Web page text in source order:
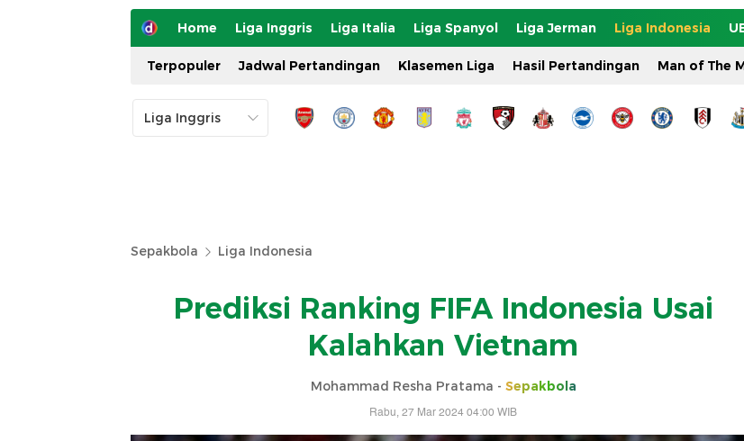
Home Liga Inggris Liga Italia Liga Spanyol Liga Jerman Liga Indonesia
Terpopuler Jadwal Pertandingan Klasemen Liga Hasil Pertandingan Man of The
Sepakbola Liga Indonesia
Prediksi Ranking FIFA Indonesia Usai
Kalahkan Vietnam
Mohammad Resha Pratama - Sepakbola
Rabu, 27 Mar 2024 04:00 WIB